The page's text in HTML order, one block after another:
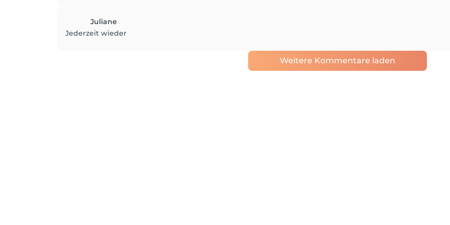
Juliane
Jederzeit wieder
Weitere Kommentare laden